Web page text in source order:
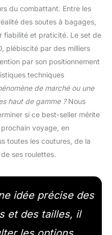
du combattant. Entre les
des soutes à bagages,
fiabilité et praticité. Le set de
plébiscité par des milliers
par son positionnement
techniques
de marché ou une
haut de gamme ?Nous
si ce best-seller mérite
voyage, en
toutes les coutures, de la
ses roulettes.
idée précise des
et des tailles, il